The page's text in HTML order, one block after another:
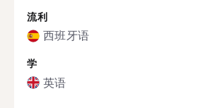
流利
西班牙语
学
英语